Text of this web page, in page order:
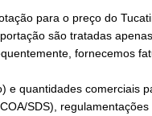
para o preço do
são tratadas
fornecemos
e quantidades comerciais
SDS),